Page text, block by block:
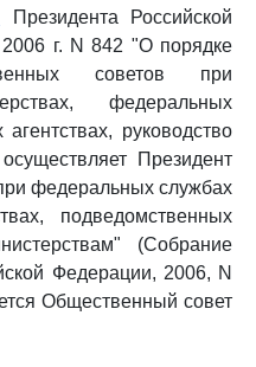
Президента Российской
г. N 842 "О порядке
советов при
федеральных
руководство
Президент
федеральных службах
подведомственных
(Собрание
Федерации, 2006, N
Общественный совет